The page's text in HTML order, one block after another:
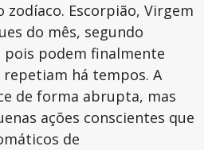
zodíaco. Escorpião, Virgem
do mês, segundo
pois podem finalmente
há tempos. A
de forma abrupta, mas
ações conscientes que
de